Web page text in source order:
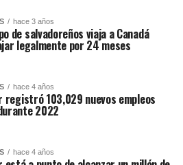
hace 3 años
de salvadoreños viaja a Canadá
legalmente por 24 meses
hace 4 años
registró 103,029 nuevos empleos
2022
hace 4 años